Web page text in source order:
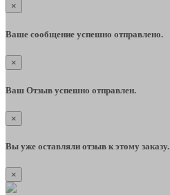
×
Ваше сообщение успешно отправлено.
×
Ваш Отзыв успешно отправлен.
×
Вы уже оставляли отзыв к этому заказу.
×